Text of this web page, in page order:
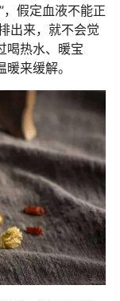
假定血液不能正
出来，就不会觉
喝热水、暖宝
来缓解。